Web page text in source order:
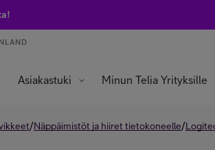
Asiakastuki Minun Telia Yrityksille
/Näppäimistöt ja hiiret tietokoneelle/